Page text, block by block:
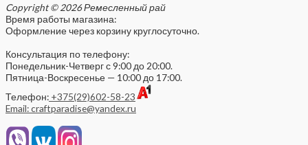
Copyright © 2026 Ремесленный рай
Время работы магазина:
Оформление через корзину круглосуточно.
Консультация по телефону:
Понедельник-Четверг с 9:00 до 20:00.
Пятница-Воскресенье — 10:00 до 17:00.
Телефон: +375(29)602-58-23
Email: craftparadise@yandex.ru